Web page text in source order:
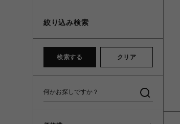
絞り込み検索
検索する クリア